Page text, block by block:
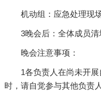
机动组：应急处理现
3晚会后：全体成员清
晚会注意事项：
1各负责人在尚未开
时，请自觉参与其他负责